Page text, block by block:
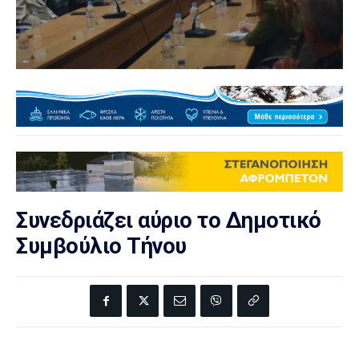
Συνεδριάζει αύριο το Δημοτικό
Συμβούλιο Τήνου